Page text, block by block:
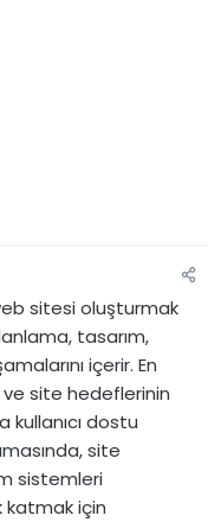
sitesi oluşturmak
tasarım,
içerir. En
site hedeflerinin
kullanıcı dostu
site
sistemleri
katmak için